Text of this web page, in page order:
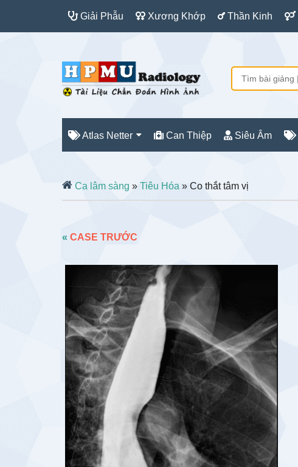
Giải Phẫu Xương Khớp Thần Kinh
Atlas Netter Can Thiệp Siêu Âm
Ca lâm sàng » Tiêu Hóa » Co thắt tâm vị
« CASE TRƯỚC